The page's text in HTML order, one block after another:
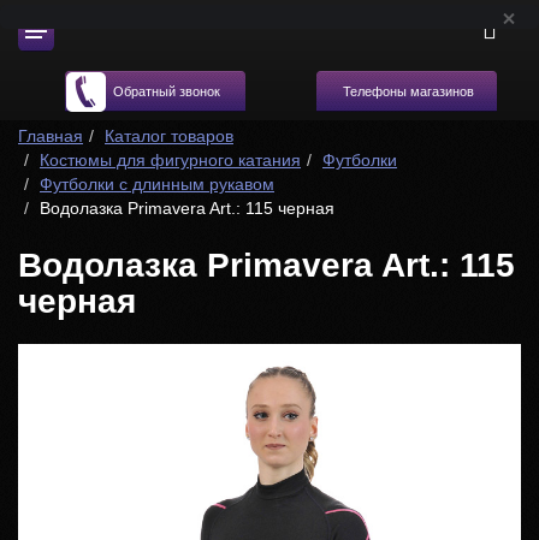
Обратный звонок Телефоны магазинов
Главная
Каталог товаров
Костюмы для фигурного катания
Футболки
Футболки с длинным рукавом
Водолазка Primavera Art.: 115 черная
Водолазка Primavera Art.: 115
черная